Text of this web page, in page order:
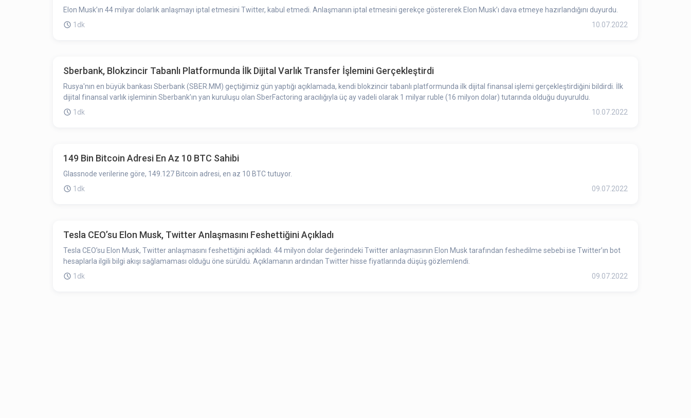
Elon Musk’ın 44 milyar dolarlık anlaşmayı iptal etmesini Twitter, kabul etmedi. Anlaşmanın iptal etmesini gerekçe göstererek Elon Musk’ı dava etmeye hazırlandığını duyurdu.
1dk
10.07.2022
Sberbank, Blokzincir Tabanlı Platformunda İlk Dijital Varlık Transfer İşlemini Gerçekleştirdi
Rusya'nın en büyük bankası Sberbank (SBER.MM) geçtiğimiz gün yaptığı açıklamada, kendi blokzincir tabanlı platformunda ilk dijital finansal işlemi gerçekleştirdiğini bildirdi. İlk
dijital finansal varlık işleminin Sberbank’ın yan kuruluşu olan SberFactoring aracılığıyla üç ay vadeli olarak 1 milyar ruble (16 milyon dolar) tutarında olduğu duyuruldu.
1dk
10.07.2022
149 Bin Bitcoin Adresi En Az 10 BTC Sahibi
Glassnode verilerine göre, 149.127 Bitcoin adresi, en az 10 BTC tutuyor.
1dk
09.07.2022
Tesla CEO’su Elon Musk, Twitter Anlaşmasını Feshettiğini Açıkladı
Tesla CEO’su Elon Musk, Twitter anlaşmasını feshettiğini açıkladı. 44 milyon dolar değerindeki Twitter anlaşmasının Elon Musk tarafından feshedilme sebebi ise Twitter’ın bot
hesaplarla ilgili bilgi akışı sağlamaması olduğu öne sürüldü. Açıklamanın ardından Twitter hisse fiyatlarında düşüş gözlemlendi.
1dk
09.07.2022